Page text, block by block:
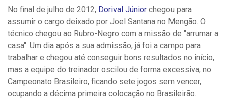
No final de julho de 2012, Dorival Júnior chegou para
assumir o cargo deixado por Joel Santana no Mengão. O
técnico chegou ao Rubro-Negro com a missão de "arrumar a
casa". Um dia após a sua admissão, já foi a campo para
trabalhar e chegou até conseguir bons resultados no início,
mas a equipe do treinador oscilou de forma excessiva, no
Campeonato Brasileiro, ficando sete jogos sem vencer,
ocupando a décima primeira colocação no Brasileirão.